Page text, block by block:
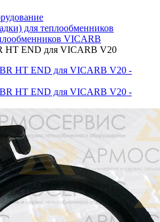
для теплообменников
VICARB
END для VICARB V20